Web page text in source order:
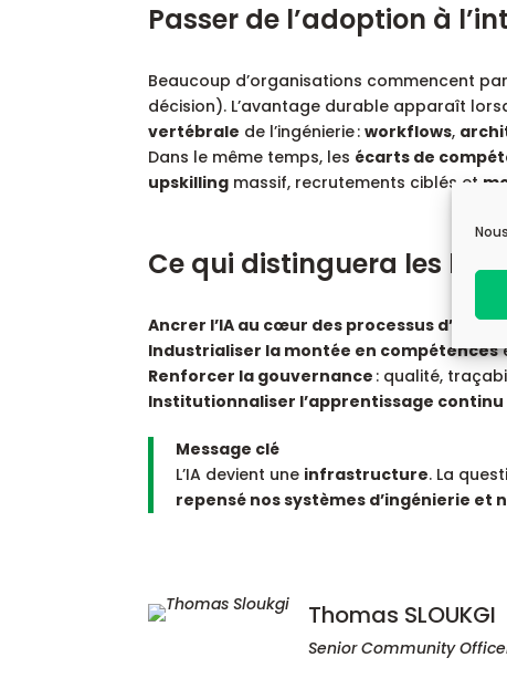
Passer de l’adoption à
Beaucoup d’organisations commencent
décision). L’avantage durable apparaît
vertébrale de l’ingénierie :workflows,
Dans le même temps, les écarts de
upskilling massif, recrutements ciblés et
Ce qui distinguera les
Ancrer l’IA au cœur des processus
Industrialiser la montée en compétences
Renforcer la gouvernance : qualité,
Institutionnaliser l’apprentissage continu
Message clé
L’IA devient une infrastructure. La
repensé nos systèmes d’ingénierie et
Thomas SLOUKGI
Senior Community